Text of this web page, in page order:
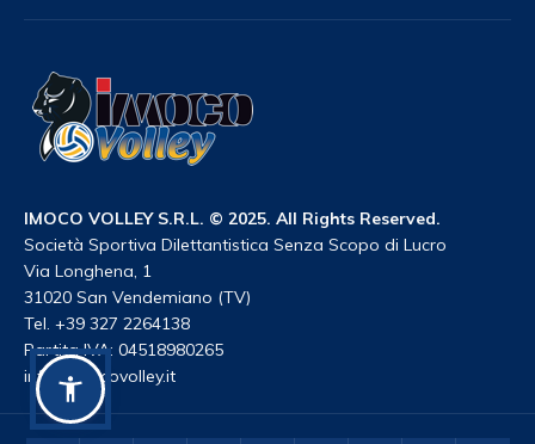
IMOCO VOLLEY S.R.L. © 2025. All Rights Reserved.
Società Sportiva Dilettantistica Senza Scopo di Lucro
Via Longhena, 1
31020 San Vendemiano (TV)
Tel. +39 327 2264138
Partita IVA: 04518980265
info@imocovolley.it